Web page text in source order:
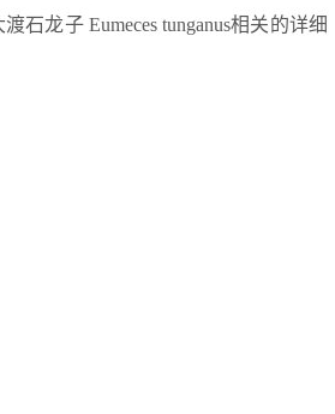
石龙子 Eumeces tunganus相关的详细